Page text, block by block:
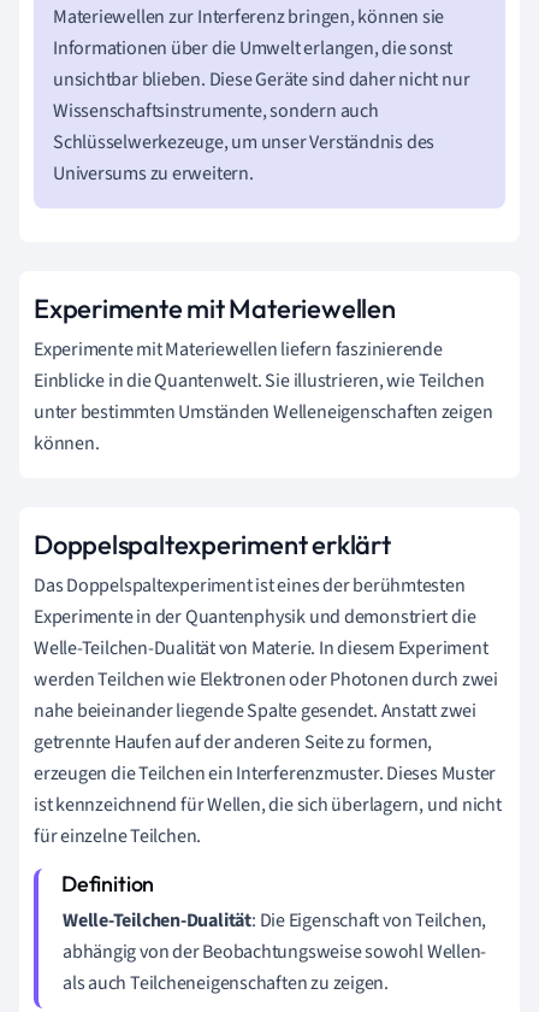
Materiewellen zur Interferenz bringen, können sie
Informationen über die Umwelt erlangen, die sonst
unsichtbar blieben. Diese Geräte sind daher nicht nur
Wissenschaftsinstrumente, sondern auch
Schlüsselwerkezeuge, um unser Verständnis des
Universums zu erweitern.
Experimente mit Materiewellen
Experimente mit Materiewellen liefern faszinierende
Einblicke in die Quantenwelt. Sie illustrieren, wie Teilchen
unter bestimmten Umständen Welleneigenschaften zeigen
können.
Doppelspaltexperiment erklärt
Das Doppelspaltexperiment ist eines der berühmtesten
Experimente in der Quantenphysik und demonstriert die
Welle-Teilchen-Dualität von Materie. In diesem Experiment
werden Teilchen wie Elektronen oder Photonen durch zwei
nahe beieinander liegende Spalte gesendet. Anstatt zwei
getrennte Haufen auf der anderen Seite zu formen,
erzeugen die Teilchen ein Interferenzmuster. Dieses Muster
ist kennzeichnend für Wellen, die sich überlagern, und nicht
für einzelne Teilchen.
Welle-Teilchen-Dualität: Die Eigenschaft von Teilchen,
abhängig von der Beobachtungsweise sowohl Wellen-
als auch Teilcheneigenschaften zu zeigen.